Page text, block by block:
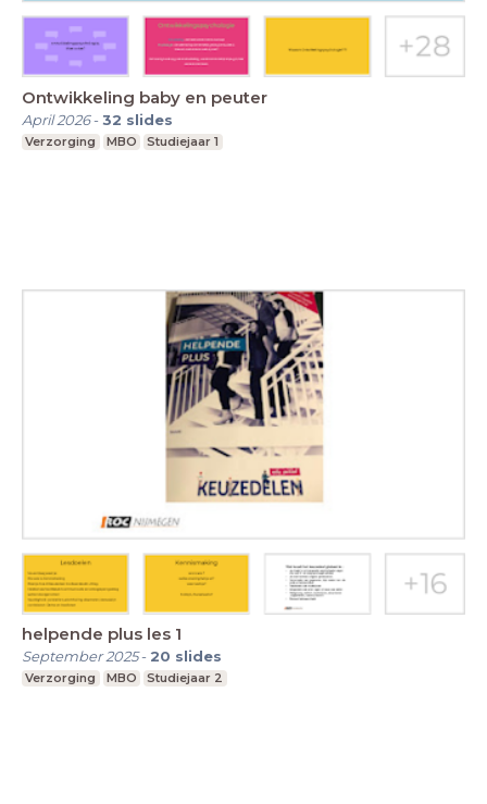
Ontwikkeling baby en peuter
April 2026-32 slides
Verzorging MBO Studiejaar 1
helpende plus les 1
September 2025- 20 slides
Verzorging MBO Studiejaar 2